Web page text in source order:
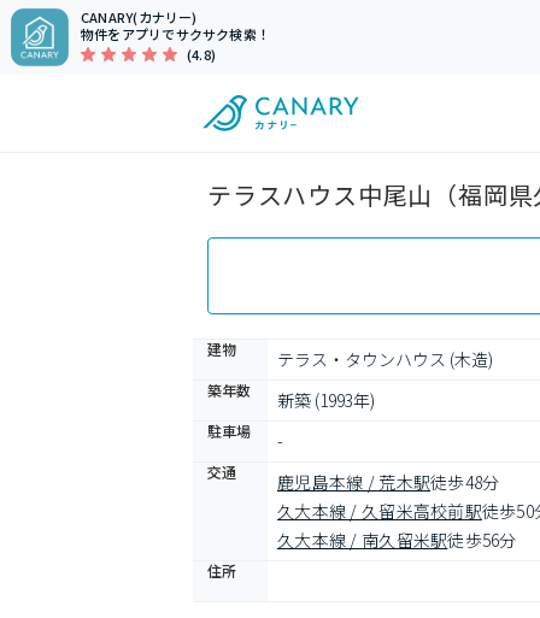
CANARY(カナリー)
物件をアプリでサクサク検索！
(4.8)
テラスハウス中尾山（福岡
建物 テラス・タウンハウス (木造)
築年数 新築 (1993年)
駐車場 -
交通 鹿児島本線 / 荒木駅徒歩48分
久大本線 / 久留米高校前駅徒歩50
久大本線 / 南久留米駅徒歩56分
住所